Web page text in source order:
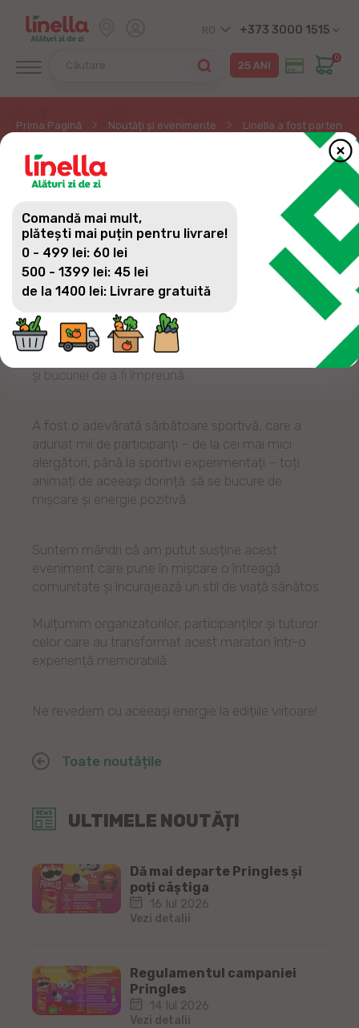
RO +373 3000 1515
0
Prima Pagină Noutăți și evenimente Linella a fost partener
LINELLA A FOST
PARTENER CHIȘINĂU
HALF MARATHON!
ULTIMELE NOUTĂȚI
Dă mai departe Pringles și
poți câștiga
16 Iul 2026
Vezi detalii
Regulamentul campaniei
Pringles
14 Iul 2026
Vezi detalii
În weekend-ul 12-13 aprilie, Linella a avut onoarea
de a fi partener la prima ediție a Chișinău Half
Marathon, un eveniment dedicat mișcării, sănătății
și bucuriei de a fi împreună.
A fost o adevărată sărbătoare sportivă, care a
adunat mii de participanți – de la cei mai mici
alergători, până la sportivi experimentați – toți
animați de aceeași dorință: să se bucure de
mișcare și energie pozitivă.
Suntem mândri că am putut susține acest
eveniment care pune în mișcare o întreagă
comunitate și încurajează un stil de viață sănătos.
Mulțumim organizatorilor, participanților și tuturor
celor care au transformat acest maraton într-o
experiență memorabilă.
Ne revedem cu aceeași energie la edițiile viitoare!
Toate noutățile
Comandă mai mult,
plătești mai puțin pentru livrare!
0 - 499 lei: 60 lei
500 - 1399 lei: 45 lei
de la 1400 lei: Livrare gratuită